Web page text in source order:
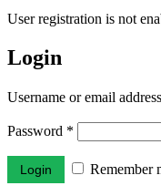
User registration is not
Login
Username or email address
Password *
Remember